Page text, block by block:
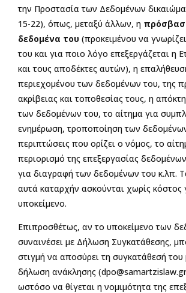
την Προστασία των Δεδομένων
15-22), όπως, μεταξύ άλλων, η
δεδομένα του (προκειμένου να
του και για ποιο λόγο επεξεργάζεται η
και τους αποδέκτες αυτών), η
περιεχομένου των δεδομένων του, της
ακρίβειας και τοποθεσίας τους, η
των δεδομένων του, το αίτημα για
ενημέρωση, τροποποίηση των
περιπτώσεις που ορίζει ο νόμος, το
περιορισμό της επεξεργασίας
για διαγραφή των δεδομένων του κ.λπ.
αυτά καταρχήν ασκούνται χωρίς κόστος
υποκείμενο.
Επιπροσθέτως, αν το υποκείμενο των
συναινέσει με Δήλωση Συγκατάθεσης,
στιγμή να αποσύρει τη συγκατάθεσή
δήλωση ανάκλησης (dpo@samartzislaw.gr
ωστόσο να θίγεται η νομιμότητα της